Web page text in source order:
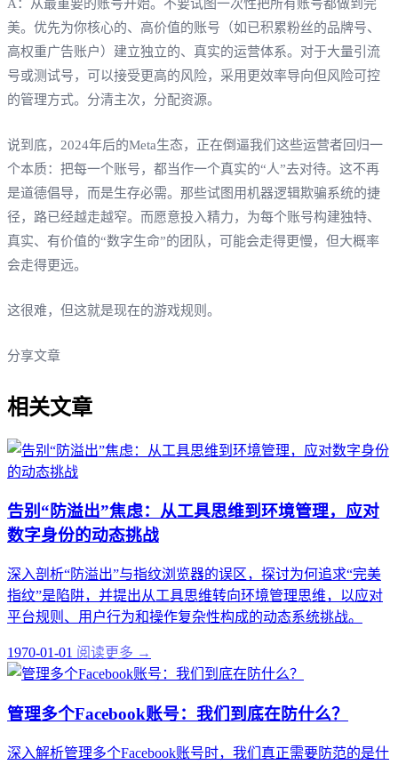
A：从最重要的账号开始。不要试图一次性把所有账号都做到完
美。优先为你核心的、高价值的账号（如已积累粉丝的品牌号、
高权重广告账户）建立独立的、真实的运营体系。对于大量引流
号或测试号，可以接受更高的风险，采用更效率导向但风险可控
的管理方式。分清主次，分配资源。
说到底，2024年后的Meta生态，正在倒逼我们这些运营者回归一
个本质：把每一个账号，都当作一个真实的“人”去对待。这不再
是道德倡导，而是生存必需。那些试图用机器逻辑欺骗系统的捷
径，路已经越走越窄。而愿意投入精力，为每个账号构建独特、
真实、有价值的“数字生命”的团队，可能会走得更慢，但大概率
会走得更远。
这很难，但这就是现在的游戏规则。
分享文章
相关文章
告别“防溢出”焦虑：从工具思维到环境管理，应对
数字身份的动态挑战
深入剖析“防溢出”与指纹浏览器的误区，探讨为何追求“完美
指纹”是陷阱，并提出从工具思维转向环境管理思维，以应对
平台规则、用户行为和操作复杂性构成的动态系统挑战。
1970-01-01 阅读更多 →
管理多个Facebook账号：我们到底在防什么？
深入解析管理多个Facebook账号时，我们真正需要防范的是什